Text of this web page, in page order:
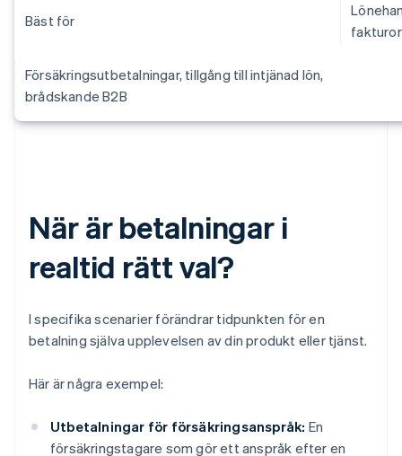
Bäst för
fakturor
Försäkringsutbetalningar, tillgång till intjänad lön,
brådskande B2B
När är betalningar i
realtid rätt val?
I specifika scenarier förändrar tidpunkten för en
betalning själva upplevelsen av din produkt eller tjänst.
Här är några exempel:
Utbetalningar för försäkringsanspråk: En
försäkringstagare som gör ett anspråk efter en